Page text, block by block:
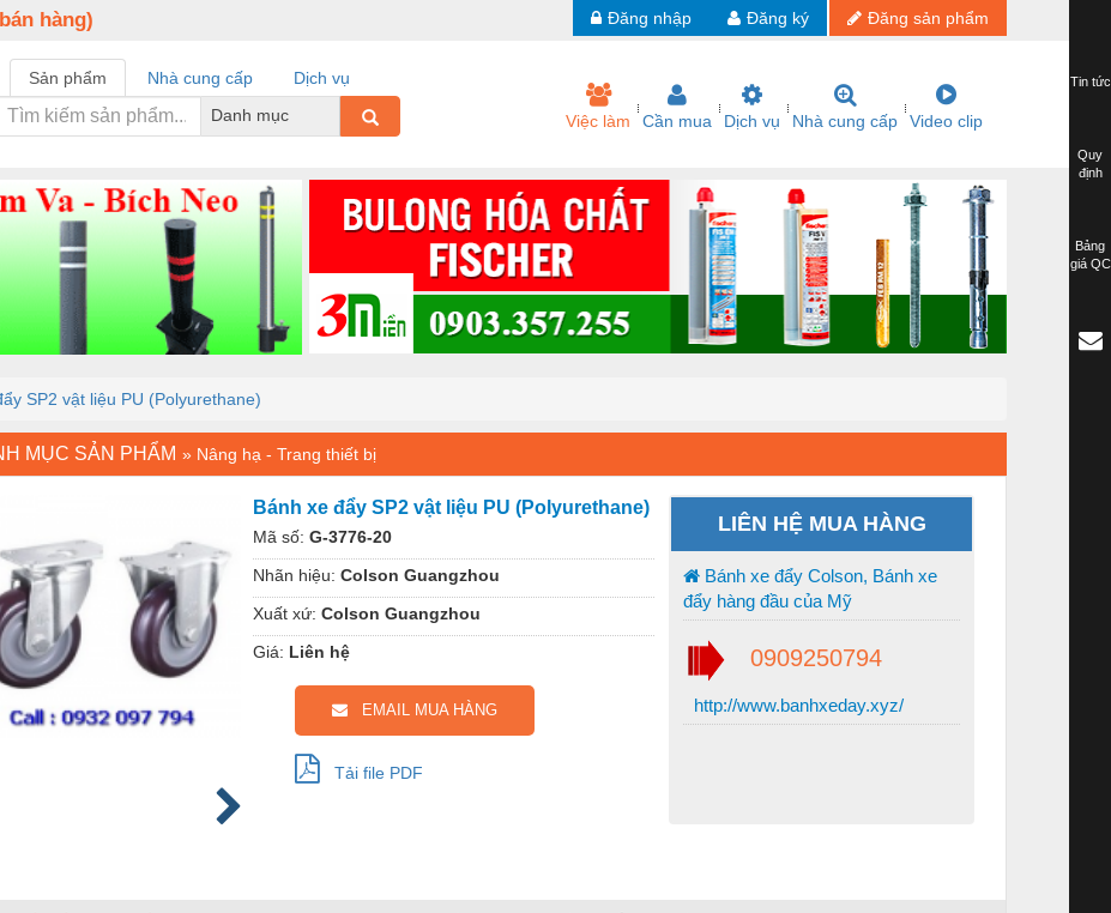
hàng) Đăng sản phẩm
Đăng ký
Đăng nhập
Sản phẩm Nhà cung cấp
Dịch vụ
Danh mục
Việc làm Cần mua Dịch vụ Nhà cung cấp Video clip
SP2 vật liệu PU (Polyurethane)
MỤC SẢN PHẨM » Nâng hạ - Trang thiết bị
Bánh xe đẩy SP2 vật liệu PU (Polyurethane)
Mã số: G-3776-20
Nhãn hiệu: Colson Guangzhou
Xuất xứ: Colson Guangzhou
Giá: Liên hệ
EMAIL MUA HÀNG
Tải file PDF
LIÊN HỆ MUA HÀNG
Bánh xe đẩy Colson, Bánh xe
đẩy hàng đầu của Mỹ
0909250794
http://www.banhxeday.xyz/
Tin tức
Quy
định
Bảng
giá QC